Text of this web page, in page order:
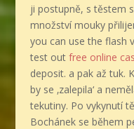
ji postupně, s těstem
množství mouky
you can use the flash
test out free online
deposit. a pak až tuk.
by se ‚zalepila‘ a
tekutiny. Po vykynutí
Bochánek se během